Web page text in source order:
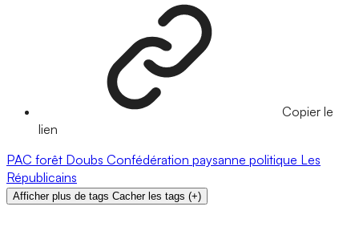
Copier le
lien
PAC forêt Doubs Confédération paysanne politique Les
Républicains
Afficher plus de tags Cacher les tags (+)